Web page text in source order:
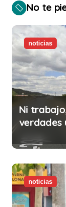
No te
noticias
Ni
verdades
noticias